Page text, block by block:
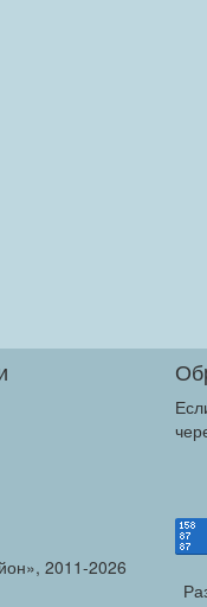
2011-2026